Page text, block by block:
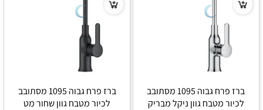
ברז פרח גבוה 1095 מסתובב
לכיור מטבח גוון ניקל מבריק
ברז פרח גבוה 1095 מסתובב
לכיור מטבח גוון שחור מט